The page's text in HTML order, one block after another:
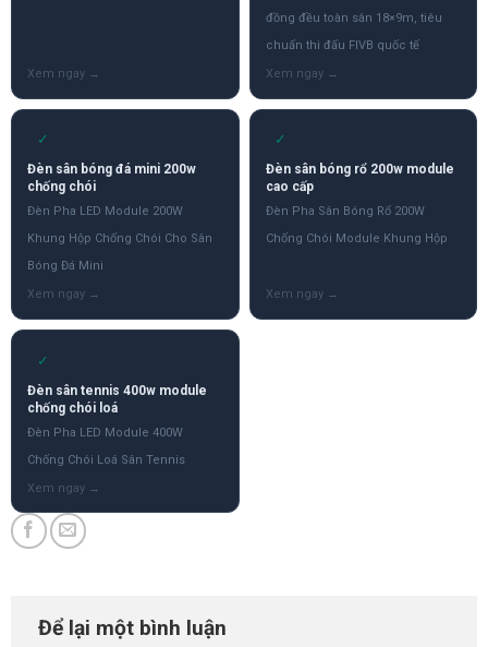
đồng đều toàn sân 18×9m, tiêu
chuẩn thi đấu FIVB quốc tế
✓
Đèn sân bóng đá mini 200w
chống chói
Đèn Pha LED Module 200W
Khung Hộp Chống Chói Cho Sân
Bóng Đá Mini
✓
Đèn sân bóng rổ 200w module
cao cấp
Đèn Pha Sân Bóng Rổ 200W
Chống Chói Module Khung Hộp
✓
Đèn sân tennis 400w module
chống chói loá
Đèn Pha LED Module 400W
Chống Chói Loá Sân Tennis
Để lại một bình luận